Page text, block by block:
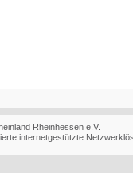
Rheinhessen e.V.
internetgestützte